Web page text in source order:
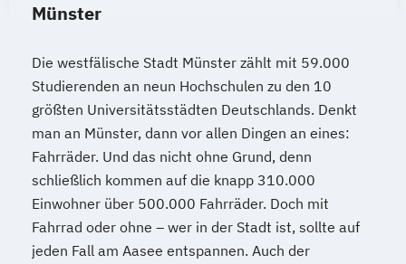
Münster
Die westfälische Stadt Münster zählt mit 59.000
Studierenden an neun Hochschulen zu den 10
größten Universitätsstädten Deutschlands. Denkt
man an Münster, dann vor allen Dingen an eines:
Fahrräder. Und das nicht ohne Grund, denn
schließlich kommen auf die knapp 310.000
Einwohner über 500.000 Fahrräder. Doch mit
Fahrrad oder ohne – wer in der Stadt ist, sollte auf
jeden Fall am Aasee entspannen. Auch der